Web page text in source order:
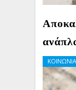
ΚΟΙΝΩΝΙΑ